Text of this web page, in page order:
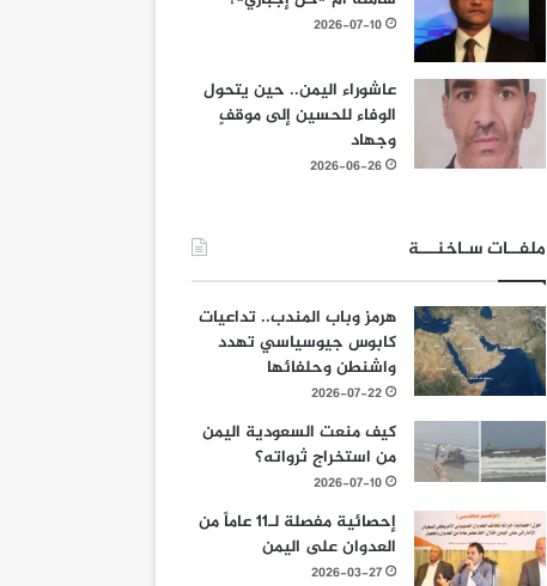
2026-07-10
عاشوراء اليمن.. حين يتحول
الوفاء للحسين إلى موقفٍ
وجهاد
2026-06-26
ملفــات سـاخنـــة
هرمز وباب المندب.. تداعيات
كابوس جيوسياسي تهدد
واشنطن وحلفائها
2026-07-22
كيف منعت السعودية اليمن
من استخراج ثرواته؟
2026-07-10
إحصائية مفصلة لـ11 عاماً من
العدوان على اليمن
2026-03-27